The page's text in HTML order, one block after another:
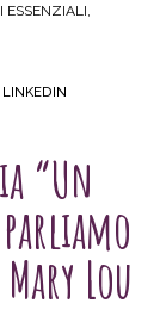
ESSENZIALI
“Un
Lou